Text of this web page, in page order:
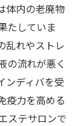
体内の老廃物
たしていま
乱れやストレ
の流れが悪く
ンディバを受
疫力を高める
ステサロンで